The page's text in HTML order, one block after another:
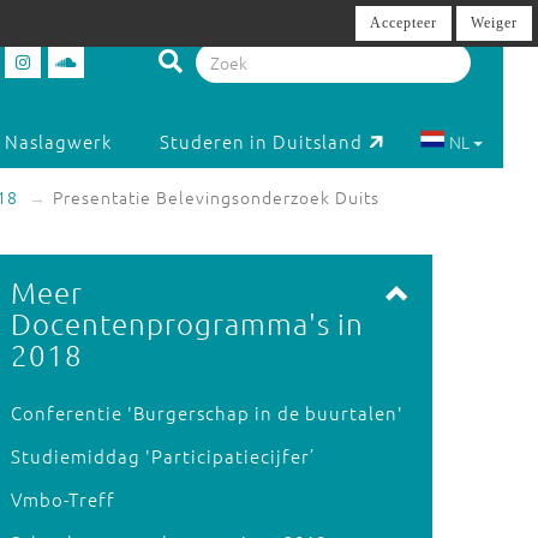
Naslagwerk Studeren in Duitsland NL
Presentatie Belevingsonderzoek Duits
Meer
Docentenprogramma's in
2018
Conferentie 'Burgerschap in de buurtalen'
Studiemiddag 'Participatiecijfer’
Vmbo-Treff
Accepteer Weiger